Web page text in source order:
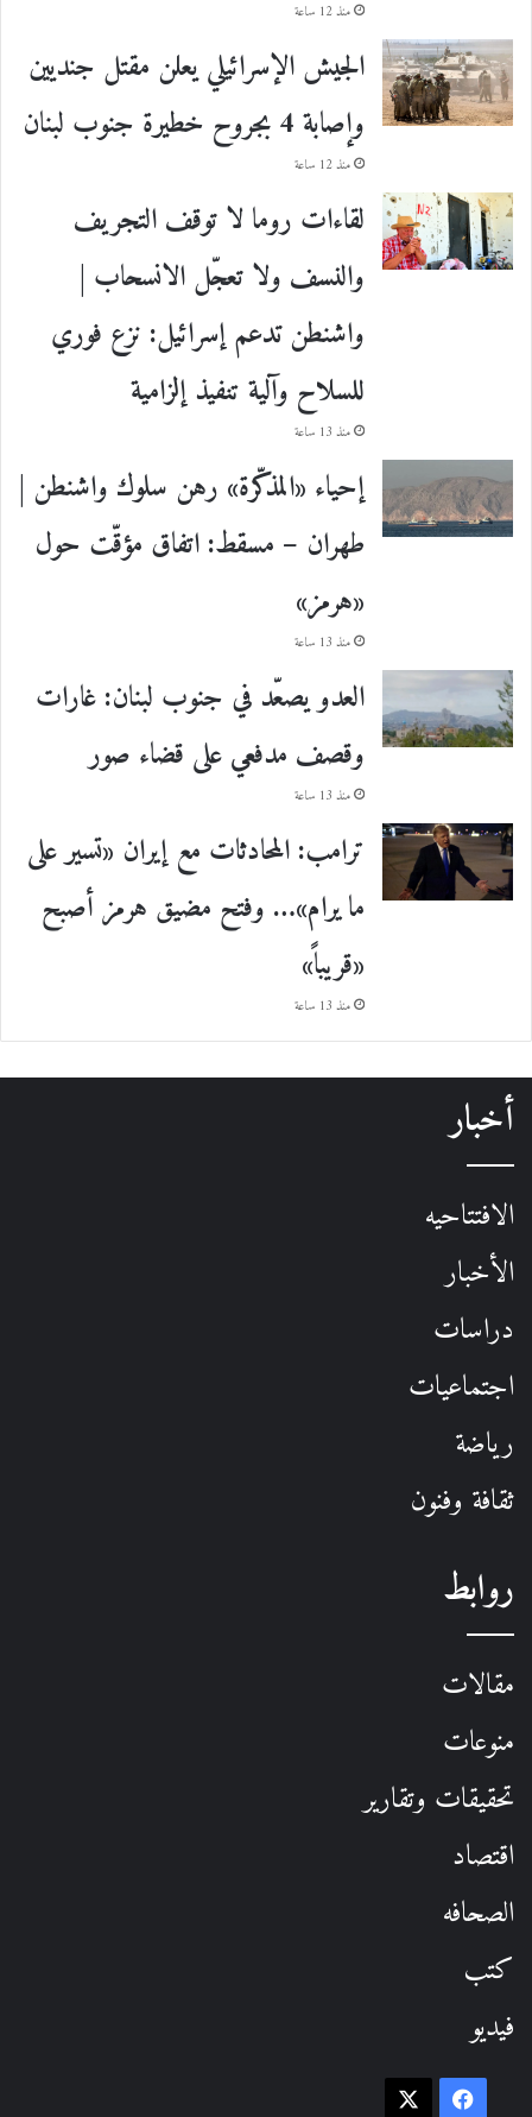
منذ 12 ساعة
الجيش الإسرائيلي يعلن مقتل جنديين
وإصابة 4 بجروح خطيرة جنوب لبنان
منذ 12 ساعة
لقاءات روما لا توقف التجريف
والنسف ولا تعجّل الانسحاب |
واشنطن تدعم إسرائيل: نزع فوري
للسلاح وآلية تنفيذ إلزامية
منذ 13 ساعة
إحياء «المذكّرة» رهن سلوك واشنطن |
طهران – مسقط: اتفاق مؤقّت حول
«هرمز»
منذ 13 ساعة
العدو يصعّد في جنوب لبنان: غارات
وقصف مدفعي على قضاء صور
منذ 13 ساعة
ترامب: المحادثات مع إيران «تسير على
ما يرام»… وفتح مضيق هرمز أصبح
«قريباً»
منذ 13 ساعة
أخبار
الافتتاحيه
الأخبار
دراسات
اجتماعيات
رياضة
ثقافة وفنون
روابط
مقالات
منوعات
تحقيقات وتقارير
اقتصاد
الصحافه
كتب
فيديو
فيسبوك